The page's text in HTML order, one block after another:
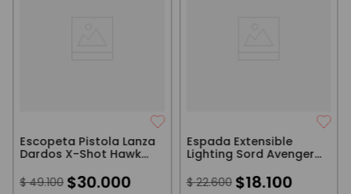
Escopeta Pistola Lanza
Dardos X-Shot Hawk
$ 49.100 $30.000
Espada Extensible
Lighting Sord Avengers
Con Luz Y Sonido Iron
Man
$ 22.600 $18.100